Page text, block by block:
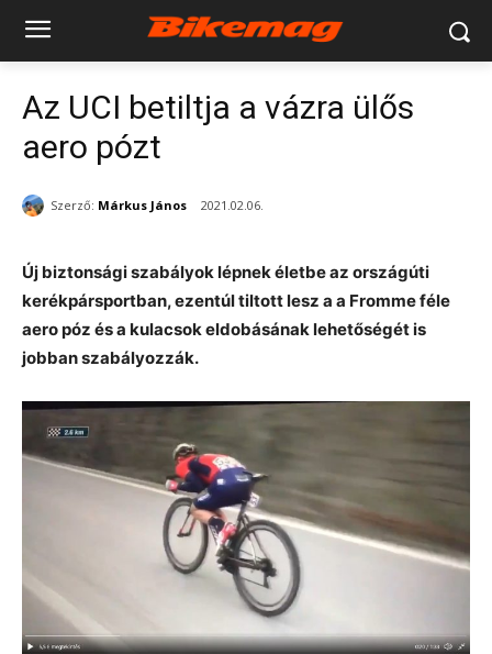
Az UCI betiltja a vázra ülős
aero pózt
Szerző: Márkus János 2021.02.06.
Új biztonsági szabályok lépnek életbe az országúti
kerékpársportban, ezentúl tiltott lesz a a Fromme féle
aero póz és a kulacsok eldobásának lehetőségét is
jobban szabályozzák.